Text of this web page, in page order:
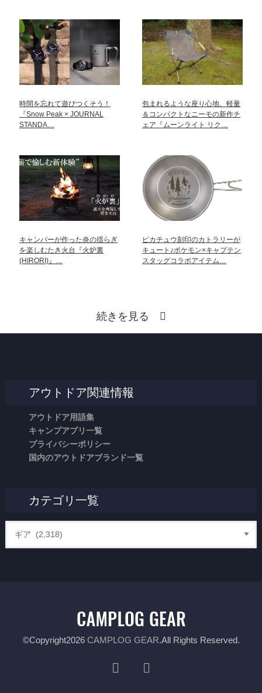
時間を忘れて遊びつくそう！
『Snow Peak × JOURNAL
STANDA…
包まれるような座り心地、軽量
＆コンパクトなニーモの新作チ
ェア『ムーンライト リク…
キャンパーが作った炎の揺らぎ
を楽しむたき火台『火炉裏
(HIRORI)』…
ピカチュウ刻印のカトラリーが
キュート♪ポケモン×キャプテン
スタッグコラボアイテム…
続きを見る
アウトドア関連情報
アウトドア用語集
キャンプアプリ一覧
プライバシーポリシー
国内のアウトドアブランド一覧
カテゴリ一覧
©Copyright2026 CAMPLOG GEAR.All Rights Reserved.